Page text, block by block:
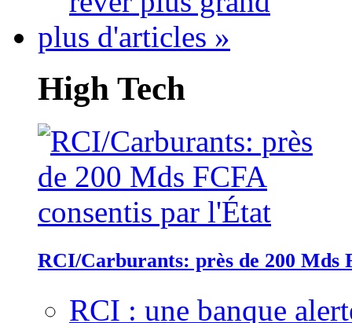
plus d'articles »
High Tech
RCI/Carburants: près de 200 Mds
RCI : une banque